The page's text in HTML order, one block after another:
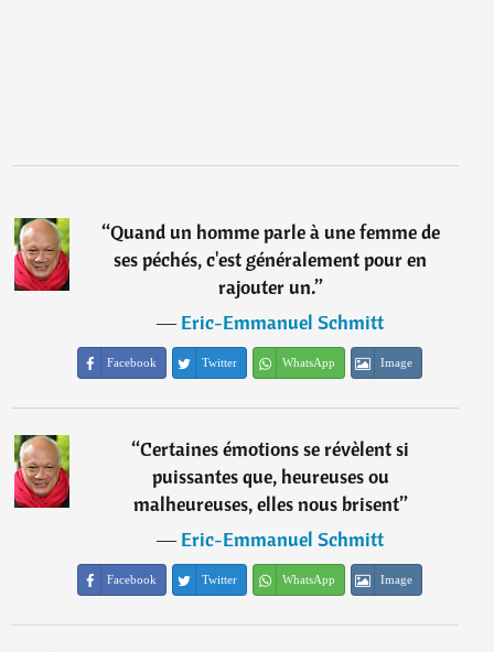
“Quand un homme parle à une femme de
ses péchés, c'est généralement pour en
rajouter un.”
―Eric-Emmanuel Schmitt
Facebook Twitter WhatsApp Image
“Certaines émotions se révèlent si
puissantes que, heureuses ou
malheureuses, elles nous brisent”
―Eric-Emmanuel Schmitt
Facebook Twitter WhatsApp Image